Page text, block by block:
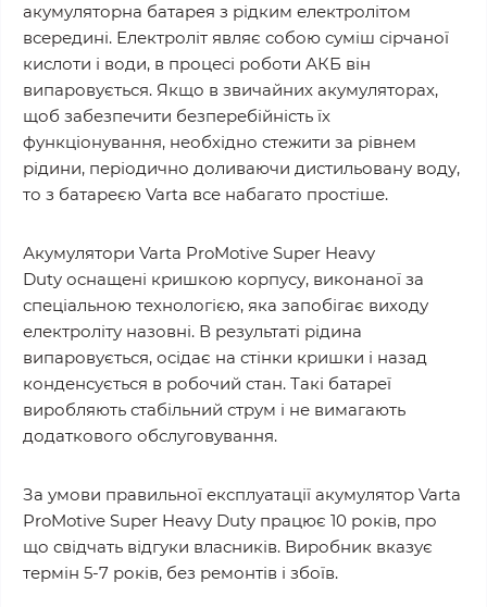
акумуляторна батарея з рідким електролітом
всередині. Електроліт являє собою суміш сірчаної
кислоти і води, в процесі роботи АКБ він
випаровується. Якщо в звичайних акумуляторах,
щоб забезпечити безперебійність їх
функціонування, необхідно стежити за рівнем
рідини, періодично доливаючи дистильовану воду,
то з батареєю Varta все набагато простіше.
Акумулятори Varta ProMotive Super Heavy
Duty оснащені кришкою корпусу, виконаної за
спеціальною технологією, яка запобігає виходу
електроліту назовні. В результаті рідина
випаровується, осідає на стінки кришки і назад
конденсується в робочий стан. Такі батареї
виробляють стабільний струм і не вимагають
додаткового обслуговування.
За умови правильної експлуатації акумулятор Varta
ProMotive Super Heavy Duty працює 10 років, про
що свідчать відгуки власників. Виробник вказує
термін 5-7 років, без ремонтів і збоїв.